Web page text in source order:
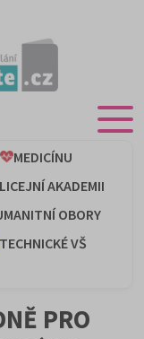
MEDICÍNU
AKADEMII
OBORY
TECHNICKÉ VŠ
PRO